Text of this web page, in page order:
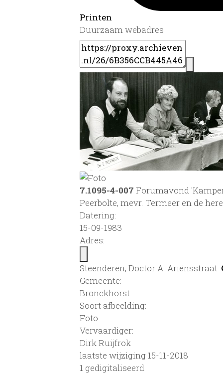
Printen
Duurzaam webadres
7.1095-4-007 Forumavond
Peerbolte, mevr. Termeer en de
Datering:
15-09-1983
Adres:
Steenderen, Doctor A. Ariënsstraat
Gemeente:
Bronckhorst
Soort afbeelding:
Foto
Vervaardiger:
Dirk Ruijfrok
laatste wijziging 15-11-2018
1 gedigitaliseerd